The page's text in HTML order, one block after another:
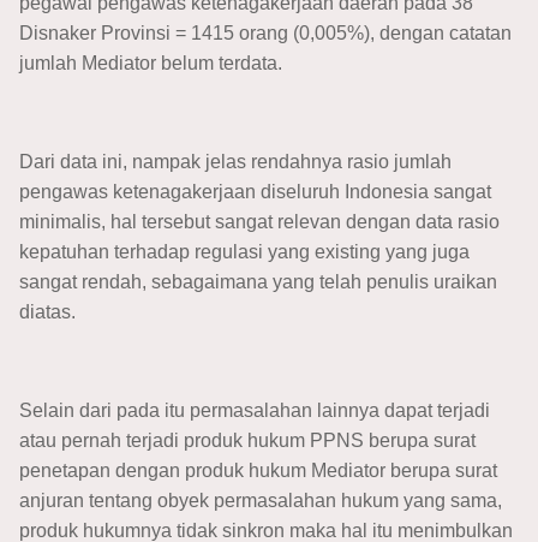
Disnaker Provinsi = 1415 orang (0,005%), dengan catatan
jumlah Mediator belum terdata.
Dari data ini, nampak jelas rendahnya rasio jumlah
pengawas ketenagakerjaan diseluruh Indonesia sangat
minimalis, hal tersebut sangat relevan dengan data rasio
kepatuhan terhadap regulasi yang existing yang juga
sangat rendah, sebagaimana yang telah penulis uraikan
diatas.
Selain dari pada itu permasalahan lainnya dapat terjadi
atau pernah terjadi produk hukum PPNS berupa surat
penetapan dengan produk hukum Mediator berupa surat
anjuran tentang obyek permasalahan hukum yang sama,
produk hukumnya tidak sinkron maka hal itu menimbulkan